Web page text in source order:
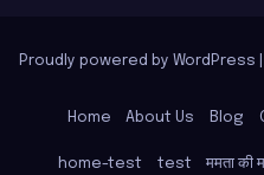
Proudly powered by WordPress
Home About Us Blog
home-test test ममता की